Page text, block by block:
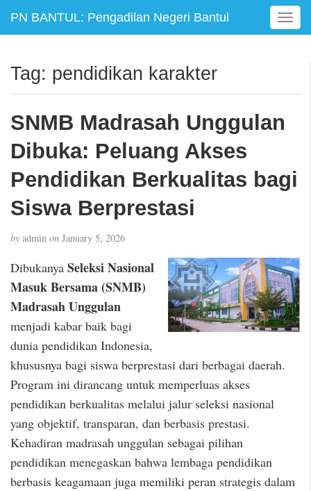
PN BANTUL: Pengadilan Negeri Bantul
T
o
e
a
Tag: pendidikan karakter
SNMB Madrasah Unggulan
Dibuka: Peluang Akses
Pendidikan Berkualitas bagi
Siswa Berprestasi
by admin on January 5, 2026
Dibukanya Seleksi Nasional
Masuk Bersama (SNMB)
Madrasah Unggulan
menjadi kabar baik bagi
dunia pendidikan Indonesia,
khususnya bagi siswa berprestasi dari berbagai daerah.
Program ini dirancang untuk memperluas akses
pendidikan berkualitas melalui jalur seleksi nasional
yang objektif, transparan, dan berbasis prestasi.
Kehadiran madrasah unggulan sebagai pilihan
pendidikan menegaskan bahwa lembaga pendidikan
berbasis keagamaan juga memiliki peran strategis dalam